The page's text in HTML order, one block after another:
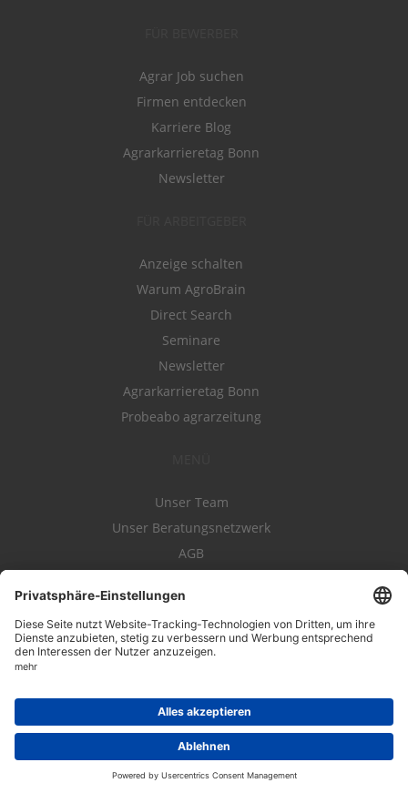
Agrar Job suchen
Firmen entdecken
Karriere Blog
Agrarkarrieretag Bonn
Newsletter
Anzeige schalten
Warum AgroBrain
Direct Search
Seminare
Newsletter
Agrarkarrieretag Bonn
Probeabo agrarzeitung
Unser Team
Unser Beratungsnetzwerk
AGB
Datenschutz
Impressum
Kontakt
Entwickelt durchJOBIQO